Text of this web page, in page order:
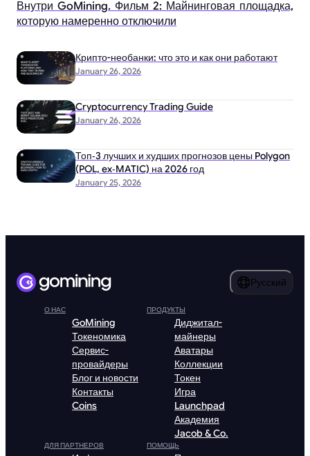
Внутри GoMining. Фильм 2: Майнинговая площадка,
которую намеренно отключили
January 26, 2026
Крипто-необанки: что это и как они работают
January 26, 2026
Cryptocurrency Trading Guide
January 25, 2026
Топ‑3 лучших и худших прогнозов цены Polygon
(POL, ex‑MATIC) на 2026 год
Русский
О НАС
GoMining
Токеномика
Сервис-
провайдеры
Блог и новости
Контакты
Coins
ПРОДУКТЫ
Диджитал-
майнеры
Аватары
Коллекции
Токен
Игра
Launchpad
Академия
Jacob & Co.
ДЛЯ ПАРТНЕРОВ ПОМОЩЬ